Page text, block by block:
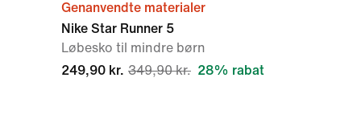
Genanvendte materialer
Nike Star Runner 5
Løbesko til mindre børn
249,90 kr. 349,90 kr. 28% rabat